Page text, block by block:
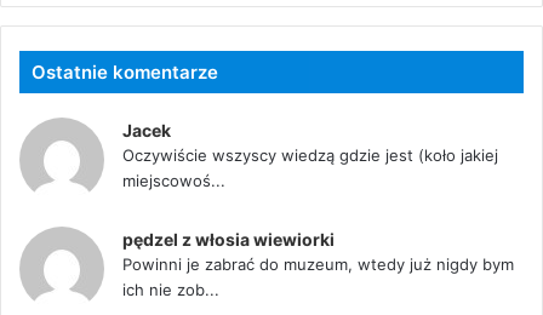
Ostatnie komentarze
Jacek
Oczywiście wszyscy wiedzą gdzie jest (koło jakiej
miejscowoś...
pędzel z włosia wiewiorki
Powinni je zabrać do muzeum, wtedy już nigdy bym
ich nie zob...